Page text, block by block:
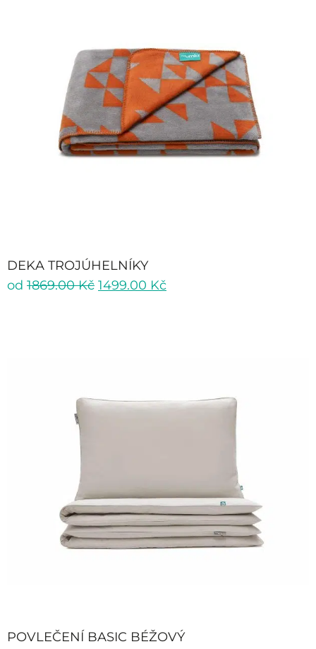
DEKA TROJÚHELNÍKY
od 1869.00Kč 1499.00 Kč
POVLEČENÍ BASIC BÉŽOVÝ